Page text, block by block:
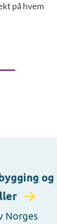
på hvem
og
Norges